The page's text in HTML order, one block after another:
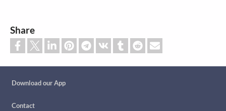
Share
Download our App
Footer
Contact